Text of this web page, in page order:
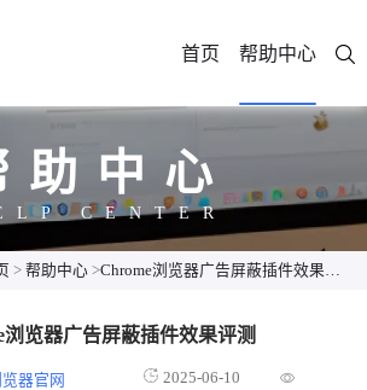
首页 帮助中心
助中心
CENTER
> 帮助中心 >Chrome浏览器广告屏蔽插件效果评测
浏览器广告屏蔽插件效果评测
器官网 2025-06-10